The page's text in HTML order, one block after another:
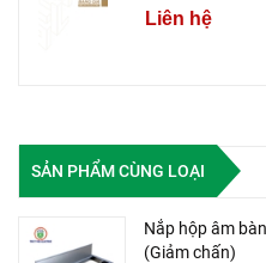
Liên hệ
SẢN PHẨM CÙNG LOẠI
Nắp hộp âm
(Giảm chấn)